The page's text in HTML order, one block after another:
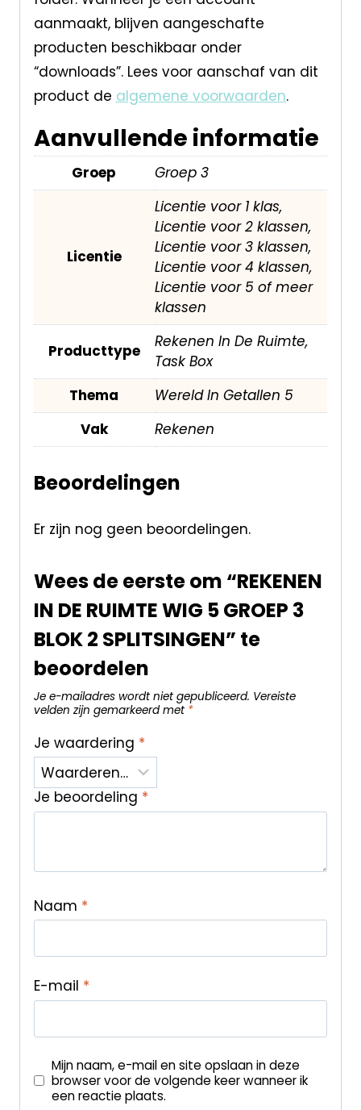
aanmaakt, blijven aangeschafte
producten beschikbaar onder
“downloads”. Lees voor aanschaf van dit
product de algemene voorwaarden.
Aanvullende informatie
Groep Groep 3
Licentie
Licentie voor 1 klas,
Licentie voor 2 klassen,
Licentie voor 3 klassen,
Licentie voor 4 klassen,
Licentie voor 5 of meer
klassen
Producttype
Rekenen In De Ruimte,
Task Box
Thema
Wereld In Getallen 5
Vak
Rekenen
Beoordelingen
Er zijn nog geen beoordelingen.
Wees de eerste om “REKENEN
IN DE RUIMTE WIG 5 GROEP 3
BLOK 2 SPLITSINGEN” te
beoordelen
Je e-mailadres wordt niet gepubliceerd. Vereiste
velden zijn gemarkeerd met *
Je waardering *
Je beoordeling *
Naam *
E-mail *
Mijn naam, e-mail en site opslaan in deze
browser voor de volgende keer wanneer ik
een reactie plaats.